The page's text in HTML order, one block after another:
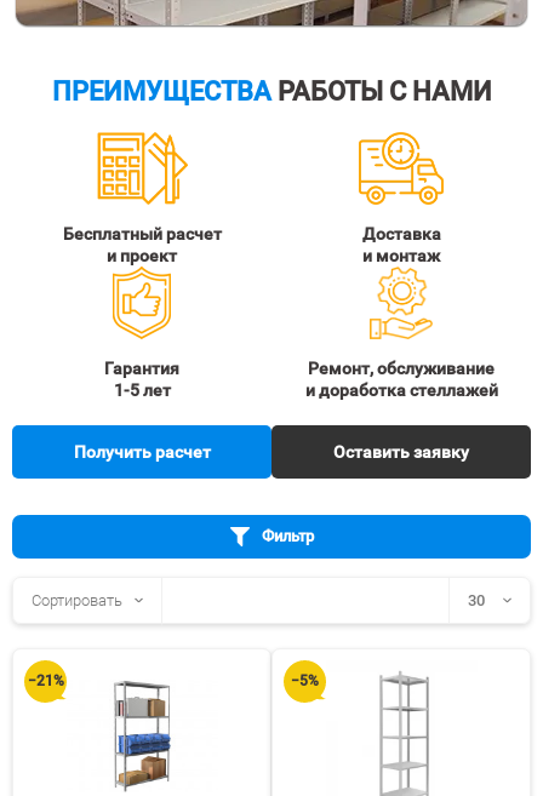
ПРЕИМУЩЕСТВАРАБОТЫ С НАМИ
Бесплатный расчет
и проект
Доставка
и монтаж
Гарантия
1-5 лет
Ремонт, обслуживание
и доработка стеллажей
Получить расчет Оставить заявку
Фильтр
Сортировать 30
−21% −5%